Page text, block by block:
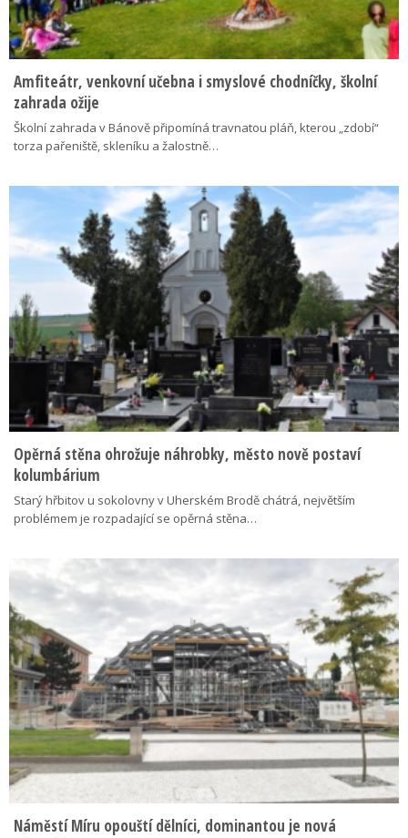
Amfiteátr, venkovní učebna i smyslové chodníčky, školní
zahrada ožije
Školní zahrada v Bánově připomíná travnatou pláň, kterou „zdobí“
torza pařeniště, skleníku a žalostně…
Opěrná stěna ohrožuje náhrobky, město nově postaví
kolumbárium
Starý hřbitov u sokolovny v Uherském Brodě chátrá, největším
problémem je rozpadající se opěrná stěna…
Náměstí Míru opouští dělníci, dominantou je nová